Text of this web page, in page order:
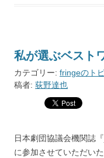
私が選ぶベスト
カテゴリー: fringeのト
稿者: 荻野達也
日本劇団協議会機関誌
に参加させていただい